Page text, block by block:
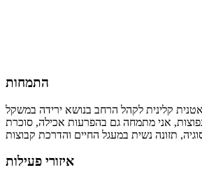
התמחות
קלינית לקהל הרחב בנושא ירידה במשקל
נפוצות, אני מתמחה גם בהפרעות אכילה, סוכרת
איזורי פעילות